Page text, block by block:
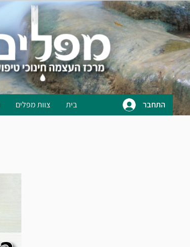
בית צוות מפלים התחבר